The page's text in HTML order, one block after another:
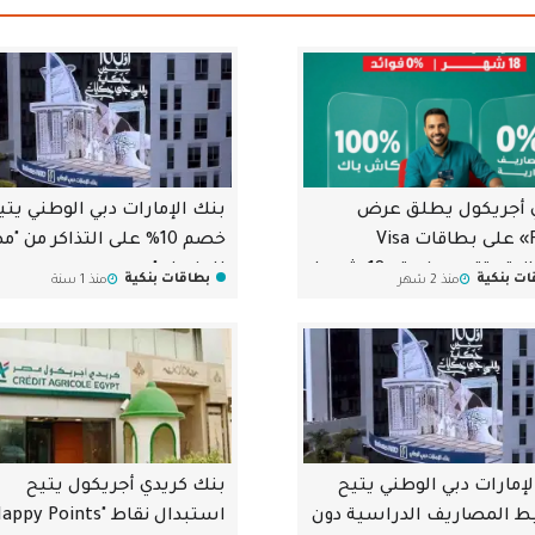
أجريكول يطلق عرض
«Flexi» على بطاقات Visa
بنكية منذ 2 شهر
بنك الإمارات دبي الوطني
خصم 10% على التذاكر من
للطيران"
بطاقات بنكية منذ 1 سنة
دبي الوطني يتيح
المصاريف الدراسية دون
بنك كريدي أجريكول يتيح